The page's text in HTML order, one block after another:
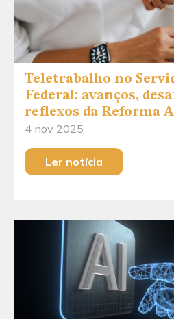
Teletrabalho no
Federal: avanços,
reflexos da Reforma
4 nov 2025
Ler notícia